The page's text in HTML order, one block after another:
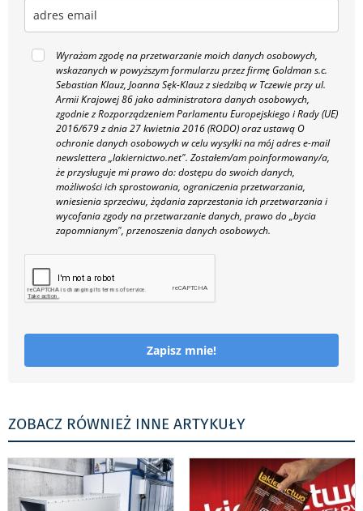
Wyrażam zgodę na przetwarzanie moich danych osobowych,
wskazanych w powyższym formularzu przez firmę Goldman s.c.
Sebastian Klauz, Joanna Sęk-Klauz z siedzibą w Tczewie przy ul.
Armii Krajowej 86 jako administratora danych osobowych,
zgodnie z Rozporządzeniem Parlamentu Europejskiego i Rady (UE)
2016/679 z dnia 27 kwietnia 2016 (RODO) oraz ustawą O
ochronie danych osobowych w celu wysyłki na mój adres e-mail
newslettera „lakiernictwo.net". Zostałem/am poinformowany/a,
że przysługuje mi prawo do: dostępu do swoich danych,
możliwości ich sprostowania, ograniczenia przetwarzania,
wniesienia sprzeciwu, żądania zaprzestania ich przetwarzania i
wycofania zgody na przetwarzanie danych, prawo do „bycia
zapomnianym", przenoszenia danych osobowych.
Zapisz mnie!
ZOBACZ RÓWNIEŻ INNE ARTYKUŁY